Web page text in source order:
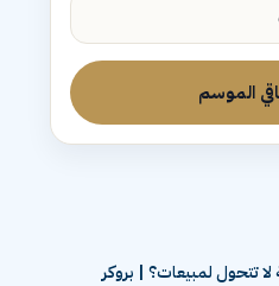
الموسم
لا تتحول لمبيعات؟ | بروكر